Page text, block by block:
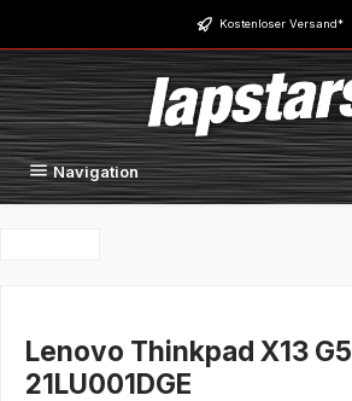
Zum Hauptinhalt springen Kostenloser Versand*
Navigation
Lenovo Thinkpad X13 G5
21LU001DGE